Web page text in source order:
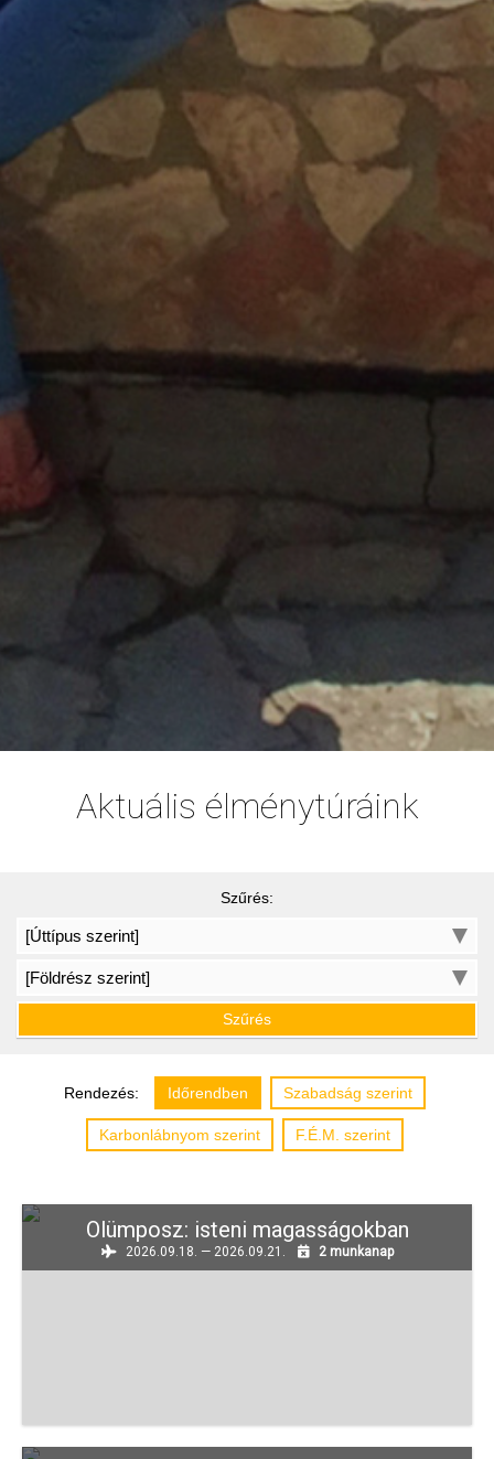
Aktuális élménytúráink
Szűrés:
Szűrés
Rendezés: Időrendben Szabadság szerint
Karbonlábnyom szerint F.É.M. szerint
Olümposz: isteni magasságokban
2026.09.18. — 2026.09.21. 2 munkanap